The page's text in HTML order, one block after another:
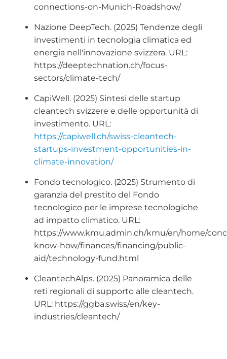
connections-on-Munich-Roadshow/
Nazione DeepTech. (2025) Tendenze degli
investimenti in tecnologia climatica ed
energia nell'innovazione svizzera. URL:
https://deeptechnation.ch/focus-
sectors/climate-tech/
CapiWell. (2025) Sintesi delle startup
cleantech svizzere e delle opportunità di
investimento. URL:
https://capiwell.ch/swiss-cleantech-
startups-investment-opportunities-in-
climate-innovation/
Fondo tecnologico. (2025) Strumento di
garanzia del prestito del Fondo
tecnologico per le imprese tecnologiche
ad impatto climatico. URL:
https://www.kmu.admin.ch/kmu/en/home/
know-how/finances/financing/public-
aid/technology-fund.html
CleantechAlps. (2025) Panoramica delle
reti regionali di supporto alle cleantech.
URL: https://ggba.swiss/en/key-
industries/cleantech/